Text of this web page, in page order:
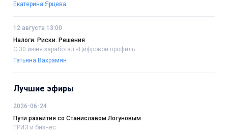
Екатерина Ярцева
12 августа 13:00
Налоги. Риски. Решения
С 30 июня заработал «Цифровой профиль....
Татьяна Вахрамян
Лучшие эфиры
2026-06-24
Пути развития со Станиславом Логуновым
ТРИЗ и бизнес